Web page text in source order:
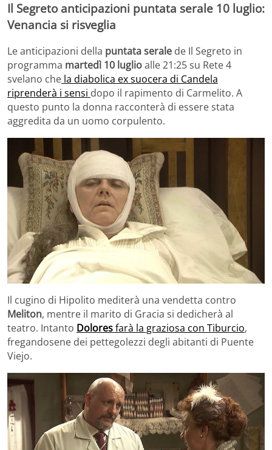
Il Segreto anticipazioni puntata serale 10 luglio:
Venancia si risveglia
Le anticipazioni della puntata serale de Il Segreto in
programma martedì 10 luglioalle 21:25 su Rete 4
svelano che la diabolica ex suocera di Candela
riprenderà i sensi dopo il rapimento di Carmelito. A
questo punto la donna racconterà di essere stata
aggredita da un uomo corpulento.
Il cugino di Hipolito mediterà una vendetta contro
Meliton, mentre il marito di Gracia si dedicherà al
teatro. Intanto Doloresfarà la graziosa con Tiburcio,
fregandosene dei pettegolezzi degli abitanti di Puente
Viejo.